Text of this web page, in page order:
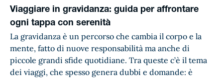
Viaggiare in gravidanza: guida per affrontare
ogni tappa con serenità
La gravidanza è un percorso che cambia il corpo e la
mente, fatto di nuove responsabilità ma anche di
piccole grandi sfide quotidiane. Tra queste c’è il tema
dei viaggi, che spesso genera dubbi e domande: è